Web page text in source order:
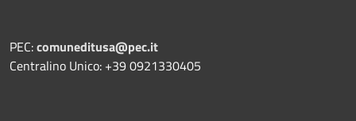
PEC:comuneditusa@pec.it
Centralino Unico: +39 0921330405